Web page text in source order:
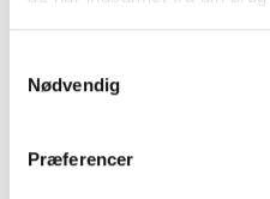
Nødvendig
Præferencer
Køb